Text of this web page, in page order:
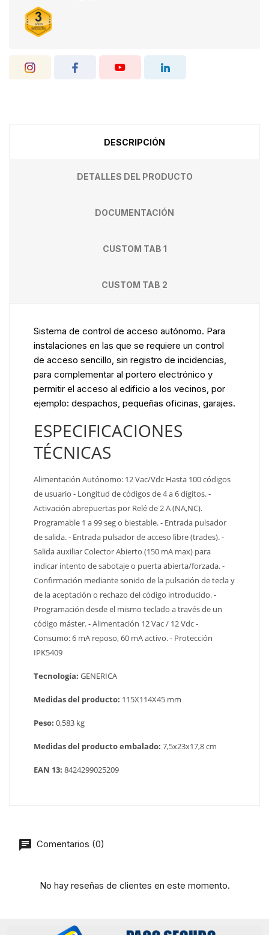
DESCRIPCIÓN
DETALLES DEL PRODUCTO
DOCUMENTACIÓN
CUSTOM TAB 1
CUSTOM TAB 2
Sistema de control de acceso autónomo. Para
instalaciones en las que se requiere un control
de acceso sencillo, sin registro de incidencias,
para complementar al portero electrónico y
permitir el acceso al edificio a los vecinos, por
ejemplo: despachos, pequeñas oficinas, garajes.
ESPECIFICACIONES
TÉCNICAS
Alimentación Autónomo: 12 Vac/Vdc Hasta 100 códigos
de usuario - Longitud de códigos de 4 a 6 dígitos. -
Activación abrepuertas por Relé de 2 A (NA,NC).
Programable 1 a 99 seg o biestable. - Entrada pulsador
de salida. - Entrada pulsador de acceso libre (trades). -
Salida auxiliar Colector Abierto (150 mA max) para
indicar intento de sabotaje o puerta abierta/forzada. -
Confirmación mediante sonido de la pulsación de tecla y
de la aceptación o rechazo del código introducido. -
Programación desde el mismo teclado a través de un
código máster. - Alimentación 12 Vac / 12 Vdc -
Consumo: 6 mA reposo, 60 mA activo. - Protección
IPK5409
Tecnología: GENERICA
Medidas del producto: 115X114X45 mm
Peso: 0,583 kg
Medidas del producto embalado: 7,5x23x17,8 cm
EAN 13: 8424299025209
Comentarios (0)
No hay reseñas de clientes en este momento.